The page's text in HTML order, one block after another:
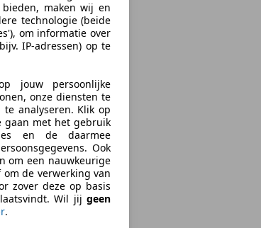
maken wij en
technologie (beide
om informatie over
IP-adressen) op te
jouw persoonlijke
onze diensten te
analyseren. Klik op
gaan met het gebruik
en de daarmee
Ook
om een nauwkeurige
om de verwerking van
zover deze op basis
Wil jij geen
.